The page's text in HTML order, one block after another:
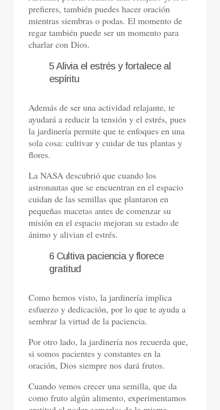
prefieres, también puedes hacer oración
mientras siembras o podas. El momento de
regar también puede ser un momento para
charlar con Dios.
5 Alivia el estrés y fortalece al
espíritu
Además de ser una actividad relajante, te
ayudará a reducir la tensión y el estrés, pues
la jardinería permite que te enfoques en una
sola cosa: cultivar y cuidar de tus plantas y
flores.
La NASA descubrió que cuando los
astronautas que se encuentran en el espacio
cuidan de las semillas que plantaron en
pequeñas macetas antes de comenzar su
misión en el espacio mejoran su estado de
ánimo y alivian el estrés.
6 Cultiva paciencia y florece
gratitud
Como hemos visto, la jardinería implica
esfuerzo y dedicación, por lo que te ayuda a
sembrar la virtud de la paciencia.
Por otro lado, la jardinería nos recuerda que,
si somos pacientes y constantes en la
oración, Dios siempre nos dará frutos.
Cuando vemos crecer una semilla, que da
como fruto algún alimento, experimentamos